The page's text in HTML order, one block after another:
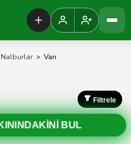
Nalburlar > Van
Filtrele
BUL